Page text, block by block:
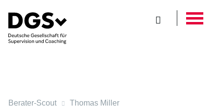
Berater-Scout Thomas Miller